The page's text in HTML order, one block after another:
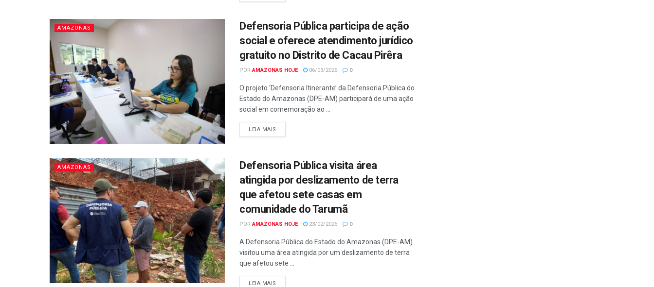
AMAZONAS
Defensoria Pública participa de ação
social e oferece atendimento jurídico
gratuito no Distrito de Cacau Pirêra​
POR AMAZONAS HOJE 06/03/2026 0
O projeto ‘Defensoria Itinerante’ da Defensoria Pública do
Estado do Amazonas (DPE-AM) participará de uma ação
social em comemoração ao ...
LEIA MAIS
AMAZONAS
Defensoria Pública visita área
atingida por deslizamento de terra
que afetou sete casas em
comunidade do Tarumã
POR AMAZONAS HOJE 23/02/2026 0
A Defensoria Pública do Estado do Amazonas (DPE-AM)
visitou uma área atingida por um deslizamento de terra
que afetou sete ...
LEIA MAIS